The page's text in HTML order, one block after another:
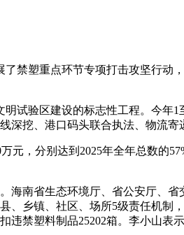
塑重点环节专项打击攻坚行动
验区建设的标志性工程。今年1
挖、港口码头联合执法、物流寄
，分别达到2025年全年总数的
南省生态环境厅、省公安厅、省
乡镇、社区、场所5级责任机制
禁塑料制品25202箱。李小山表